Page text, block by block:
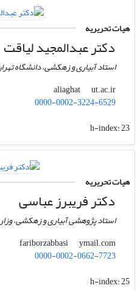
هیات تحریریه
دکتر عبدالمجید لیاقت
استاد آبیاری و زهکشی، دانشگاه
aliaghat
ut.ac.ir
0000-0002-3224-6529
h-index:23
هیات تحریریه
دکتر فریبرز عباسی
استاد پژوهشی آبیاری و زهکشی،
fariborzabbasi
ymail.com
0000-0002-0662-7723
h-index:25